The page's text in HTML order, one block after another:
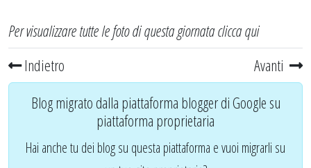
Per visualizzare tutte le foto di questa giornataclicca qui
Indietro
Avanti
Blog migrato dalla piattaforma blogger di Google su
piattaforma proprietaria
Hai anche tu dei blog su questa piattaforma e vuoi migrarli su